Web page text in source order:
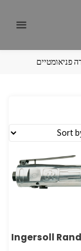
פניאומטיים